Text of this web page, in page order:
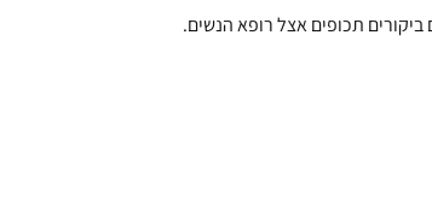
תכופים אצל רופא הנשים.